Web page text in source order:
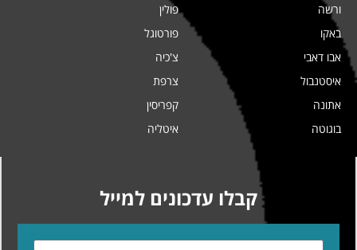
ורשה
באקו
אבו דאבי
איסטנבול
אתונה
בוגוטה
פולין
פורטוגל
צ'כיה
צרפת
קפריסין
איטליה
קבלו עדכונים למייל